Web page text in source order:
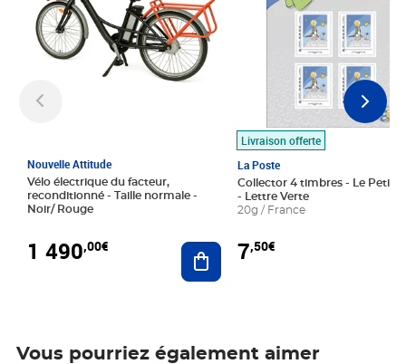
Nouvelle Attitude
Vélo électrique du facteur,
reconditionné - Taille normale -
Noir/ Rouge
1 490,00€ Ajouter au panier
Livraison offerte
La Poste
Collector 4 timbres - Le Petit
- Lettre Verte
20g / France
7,50€
Vous pourriez également aimer